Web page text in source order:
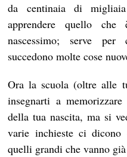
da centinaia di
apprendere quello
nascessimo; serve
succedono molte cose
Ora la scuola (oltre alle
insegnarti a
della tua nascita, ma si
varie inchieste ci
quelli grandi che vanno